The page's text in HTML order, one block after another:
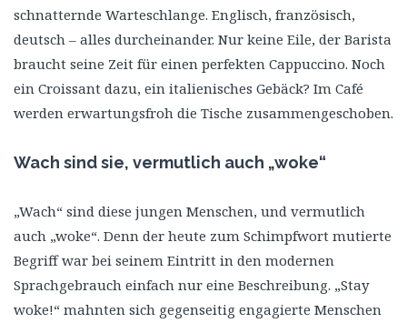
schnatternde Warteschlange. Englisch, französisch,
deutsch – alles durcheinander. Nur keine Eile, der Barista
braucht seine Zeit für einen perfekten Cappuccino. Noch
ein Croissant dazu, ein italienisches Gebäck? Im Café
werden erwartungsfroh die Tische zusammengeschoben.
Wach sind sie, vermutlich auch „woke“
„Wach“ sind diese jungen Menschen, und vermutlich
auch „woke“. Denn der heute zum Schimpfwort mutierte
Begriff war bei seinem Eintritt in den modernen
Sprachgebrauch einfach nur eine Beschreibung. „Stay
woke!“ mahnten sich gegenseitig engagierte Menschen